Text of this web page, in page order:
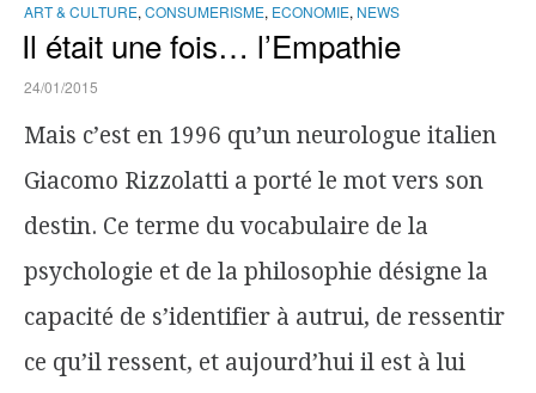
ART & CULTURE, CONSUMERISME, ECONOMIE, NEWS
Il était une fois… l’Empathie
24/01/2015
Mais c’est en 1996 qu’un neurologue italien
Giacomo Rizzolatti a porté le mot vers son
destin. Ce terme du vocabulaire de la
psychologie et de la philosophie désigne la
capacité de s’identifier à autrui, de ressentir
ce qu’il ressent, et aujourd’hui il est à lui